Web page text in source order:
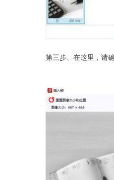
第三步、在这里，请